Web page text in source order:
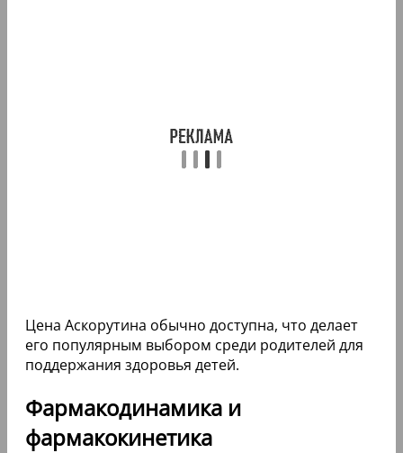
Цена Аскорутина обычно доступна, что делает
его популярным выбором среди родителей для
поддержания здоровья детей.
Фармакодинамика и
фармакокинетика